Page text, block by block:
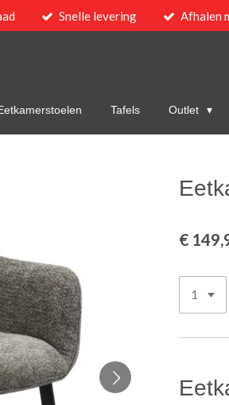
Snelle levering Afhalen
Tafels Outlet
€